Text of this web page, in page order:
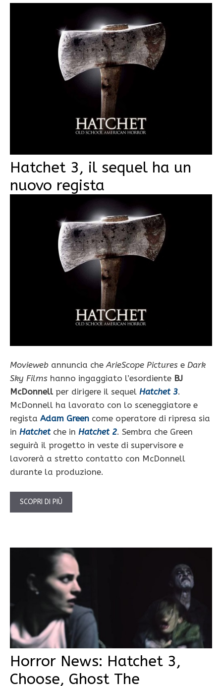
Hatchet 3, il sequel ha un
nuovo regista
Movieweb annuncia cheArieScope Pictures e Dark
Sky Films hanno ingaggiato l’esordiente BJ
McDonnellper dirigere il sequel Hatchet 3.
McDonnell ha lavorato con lo sceneggiatore e
regista Adam Green come operatore di ripresa sia
in Hatchet che in Hatchet 2. Sembra che Green
seguirà il progetto in veste di supervisore e
lavorerà a stretto contatto con McDonnell
durante la produzione.
SCOPRI DI PIÙ
Horror News: Hatchet 3,
Choose, Ghost The